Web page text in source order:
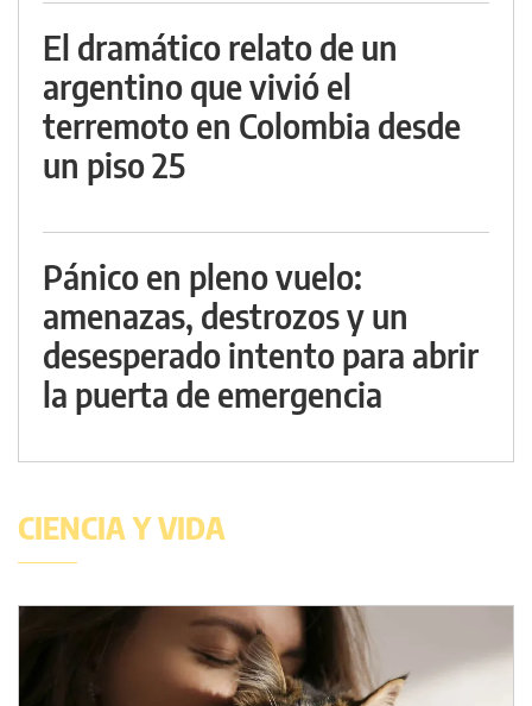
El dramático relato de un
argentino que vivió el
terremoto en Colombia desde
un piso 25
Pánico en pleno vuelo:
amenazas, destrozos y un
desesperado intento para abrir
la puerta de emergencia
CIENCIA Y VIDA